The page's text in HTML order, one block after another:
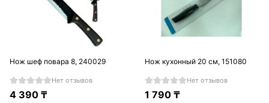
Нож шеф повара 8, 240029
Нет отзывов
4 390₸
Нож кухонный 20 см, 151080
Нет отзывов
1 790 ₸